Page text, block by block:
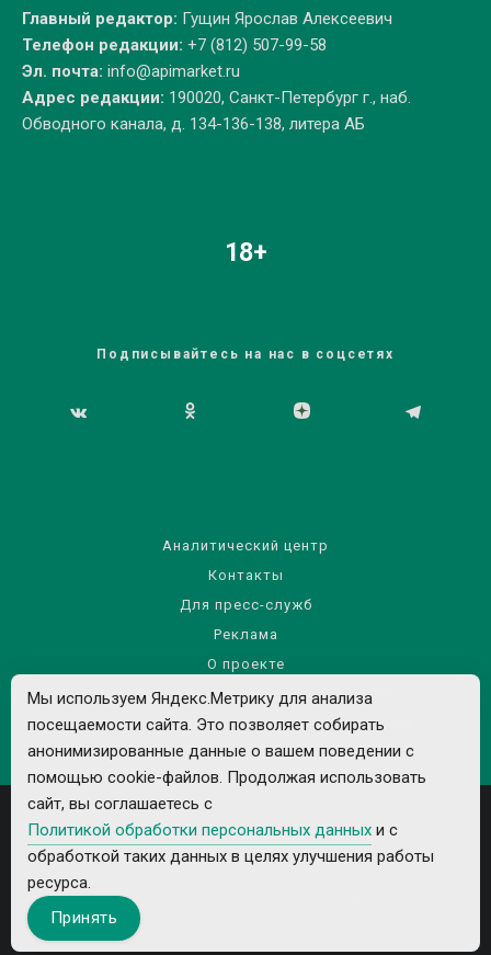
Главный редактор: Гущин Ярослав Алексеевич
Телефон редакции: +7 (812) 507-99-58
Эл. почта: info@apimarket.ru
Адрес редакции: 190020, Санкт-Петербург г., наб.
Обводного канала, д. 134-136-138, литера АБ
18+
Подписывайтесь на нас в соцсетях
Аналитический центр
Контакты
Для пресс-служб
Реклама
О проекте
Правила использования материалов сайта
Политика обработки персональных данных
Все рекламируемые товары и услуги имеют необходимые лицензии и
Мы используем Яндекс.Метрику для анализа
посещаемости сайта. Это позволяет собирать
анонимизированные данные о вашем поведении с
помощью cookie-файлов. Продолжая использовать
сайт, вы соглашаетесь с
Политикой обработки персональных данных и с
обработкой таких данных в целях улучшения работы
ресурса.
Принять